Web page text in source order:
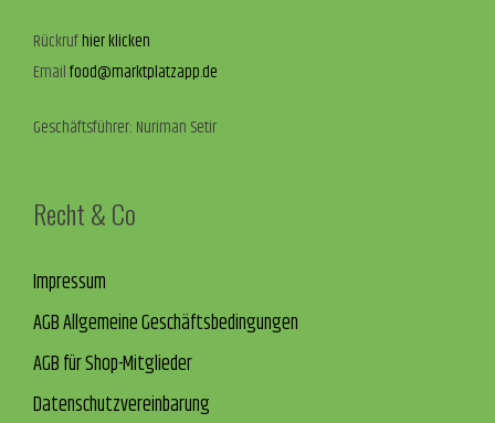
Rückrufhier klicken
Emailfood@marktplatzapp.de
Geschäftsführer: Nuriman Setir
Recht & Co
Impressum
AGB Allgemeine Geschäftsbedingungen
AGB für Shop-Mitglieder
Datenschutzvereinbarung